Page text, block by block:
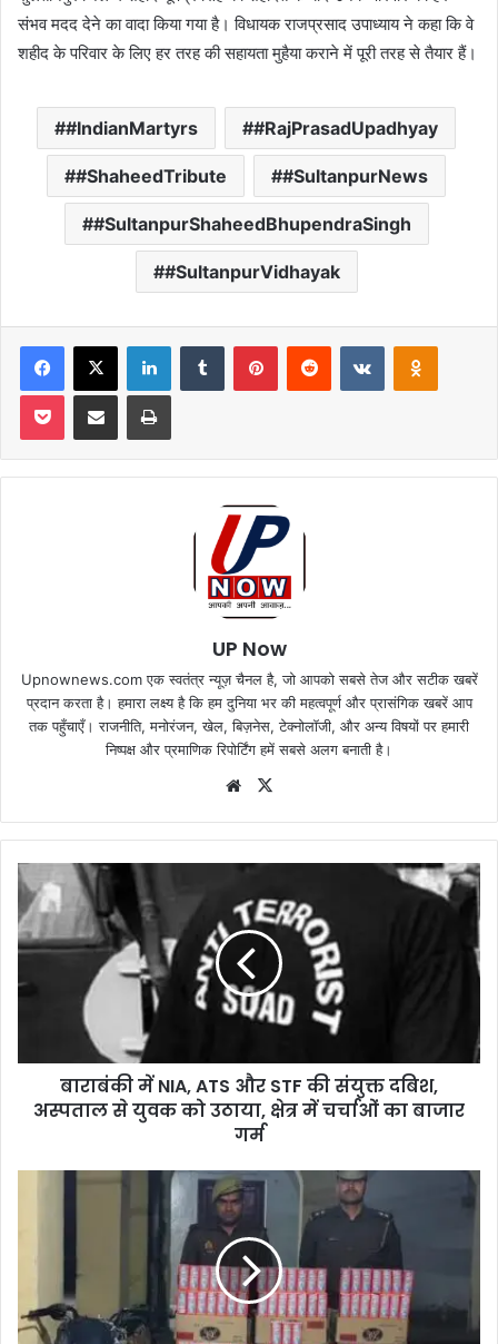
संभव मदद देने का वादा किया गया है। विधायक राजप्रसाद उपाध्याय ने कहा कि वे
शहीद के परिवार के लिए हर तरह की सहायता मुहैया कराने में पूरी तरह से तैयार हैं।
#IndianMartyrs #RajPrasadUpadhyay
#ShaheedTribute #SultanpurNews
#SultanpurShaheedBhupendraSingh
#SultanpurVidhayak
Facebook
X LinkedInTumblr PinterestReddit VKontakte
Pocket Share via Email Print
UP Now
Upnownews.com एक स्वतंत्र न्यूज़ चैनल है, जो आपको सबसे तेज और सटीक खबरें
प्रदान करता है। हमारा लक्ष्य है कि हम दुनिया भर की महत्वपूर्ण और प्रासंगिक खबरें आप
तक पहुँचाएँ। राजनीति, मनोरंजन, खेल, बिज़नेस, टेक्नोलॉजी, और अन्य विषयों पर हमारी
निष्पक्ष और प्रमाणिक रिपोर्टिंग हमें सबसे अलग बनाती है।
Website
बाराबंकी में NIA, ATS और STF की संयुक्त दबिश,
अस्पताल से युवक को उठाया, क्षेत्र में चर्चाओं का बाजार
गर्म